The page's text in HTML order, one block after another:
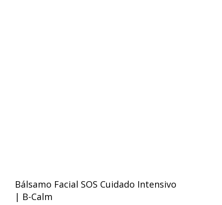
Bálsamo Facial SOS Cuidado Intensivo
| B-Calm